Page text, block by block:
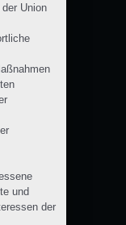
Union
und
der